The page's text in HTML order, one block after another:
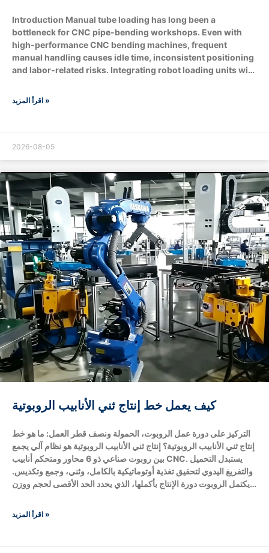
Introduction Manual tube loading has long been a
bottleneck for CNC pipe‑bending workshops. Even with
high‑performance CNC bending machines, frequent
manual handling causes idle time, inconsistent positioning
and labor‑related risks. Integrating robot loading units with
quality, workplace safety and overall operational cost.
What are the core components of robot‑loading
belts, downstream end‑processing stations for flaring,
chamfering and boring. How does robot loading boost
production throughput? A: Does robotic loading improve
bending quality & consistency? A: Yes.Human‑operated
loading introduces variable positioning offsets, scratches,
…
اقرأ المزيد »
2026-08-05
كيف يعمل خط إنتاج ثني الأنابيب الروبوتية
التركيز على دورة عمل الروبوت، الحمولة ونصف قطر العمل: ما هو خط
إنتاج ثني الأنابيب الروبوتية؟ إنتاج ثني الأنابيب الروبوتية هو نظام آلي يجمع
بين روبوت صناعي ذو 6 محاور ومتحكم أنابيب CNC. يستبدل التحميل
والتفريغ اليدوي لتحقيق تغذية أوتوماتيكية بالكامل، وثني، وجمع وتكديس.
يكتمل الروبوت دورة الإنتاج بأكملها، الذي يحدد الحد الأقصى لحجم ووزن
تدفق عمل الروبوت الكامل في خط إنتاج ثني الأنابيب؟ يعمل الروبوت في
اقرأ المزيد »